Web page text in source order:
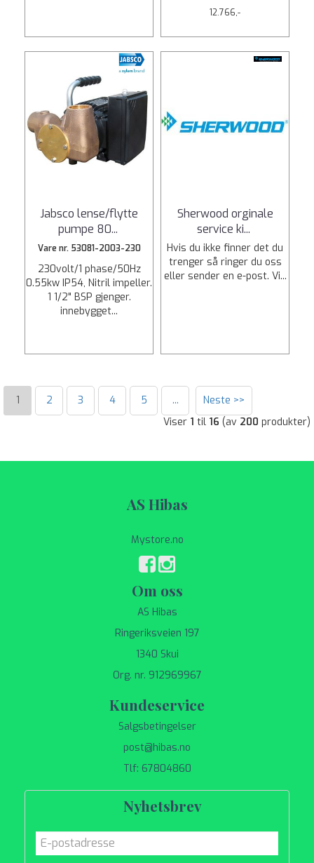
12.766,-
Jabsco lense/flytte
pumpe 80...
Vare nr. 53081-2003-230
230volt/1 phase/50Hz
0.55kw IP54, Nitril impeller.
1 1/2" BSP gjenger.
innebygget...
Sherwood orginale
service ki...
Hvis du ikke finner det du
trenger så ringer du oss
eller sender en e-post. Vi...
1 2 3 4 5 ...
Neste >>
Viser 1 til 16 (av 200 produkter)
AS Hibas
Mystore.no
Om oss
AS Hibas
Ringeriksveien 197
1340 Skui
Org. nr. 912969967
Kundeservice
Salgsbetingelser
post@hibas.no
Tlf: 67804860
Nyhetsbrev